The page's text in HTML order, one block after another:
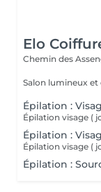
Elo
Chemin des
Épilation :
Épilation visage (
Épilation :
Épilation visage (
Épilation :